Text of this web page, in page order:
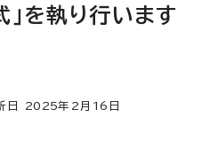
を執り行います
2025年2月 16 日